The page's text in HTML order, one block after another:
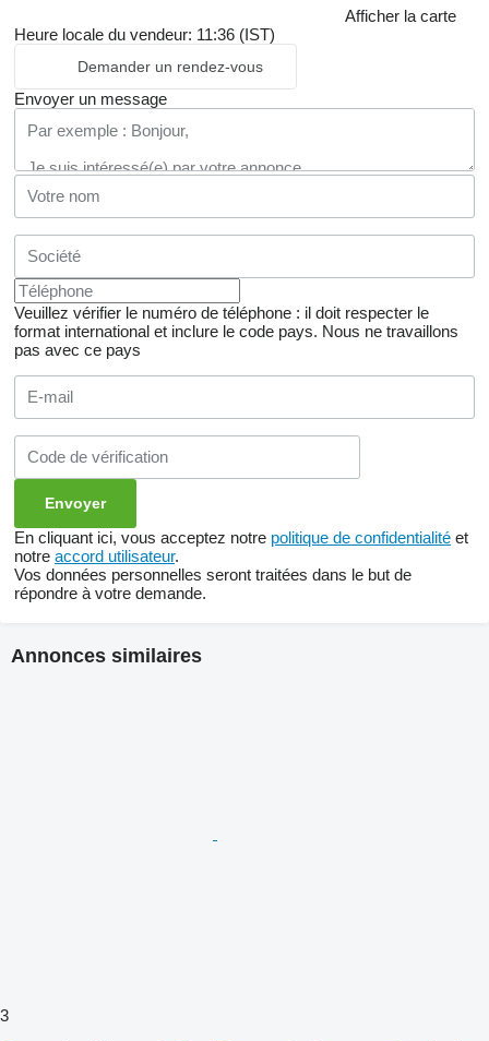
Afficher la carte
Heure locale du vendeur: 11:36 (IST)
Demander un rendez-vous
Envoyer un message
Veuillez vérifier le numéro de téléphone : il doit respecter le
format international et inclure le code pays. Nous ne travaillons
pas avec ce pays
En cliquant ici, vous acceptez notre politique de confidentialité et
notre accord utilisateur.
Vos données personnelles seront traitées dans le but de
répondre à votre demande.
Annonces similaires
3